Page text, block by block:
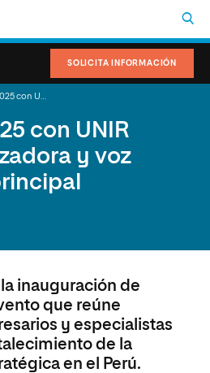
SOLICITA INFORMACIÓN
con UNIR
y voz
inauguración de
que reúne
y especialistas
de la
en el Perú.